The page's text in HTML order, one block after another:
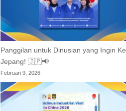
Panggilan untuk Dinusian yang Ingin Ke
Jepang! 🇯🇵📢
Februari 9, 2026